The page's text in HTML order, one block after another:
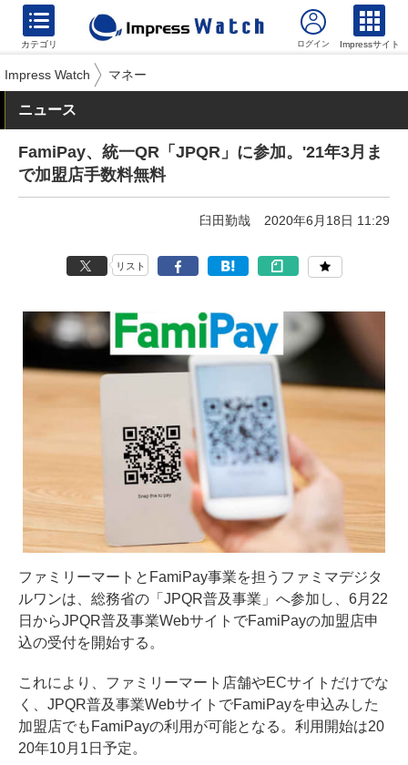
カテゴリ Impressサイト
Impress Watch マネー
ニュース
FamiPay、統一QR「JPQR」に参加。'21年3月ま
で加盟店手数料無料
臼田勤哉 2020年6月18日 11:29
リスト
ファミリーマートとFamiPay事業を担うファミマデジタ
ルワンは、総務省の「JPQR普及事業」へ参加し、6月22
日からJPQR普及事業WebサイトでFamiPayの加盟店申
込の受付を開始する。
これにより、ファミリーマート店舗やECサイトだけでな
く、JPQR普及事業WebサイトでFamiPayを申込みした
加盟店でもFamiPayの利用が可能となる。利用開始は20
20年10月1日予定。